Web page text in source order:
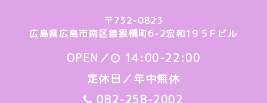
〒732-0823
広島県広島市南区猿猴橋町6-2宏和19 5Ｆビル
OPEN／
14:00-22:00
定休日／年中無休
082-258-2002